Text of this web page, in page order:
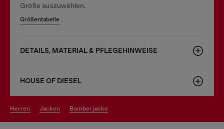
Größe auszuwählen.
Größentabelle
DETAILS, MATERIAL & PFLEGEHINWEISE
HOUSE OF DIESEL
herren jacken bomber jacke